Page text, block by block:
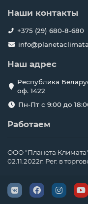
Наши контакты
+375 (29) 680-8-680
Наш адрес
Республика
оф. 1422
Пн-Пт с 9:00 до
Работаем
ООО "Планета
02.11.2022г. Рег. в